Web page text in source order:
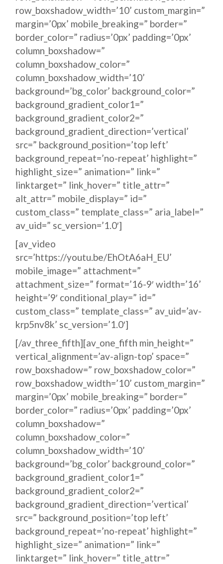
row_boxshadow_width=’10’ custom_margin=”
margin=’0px’ mobile_breaking=” border=”
border_color=” radius=’0px’ padding=’0px’
column_boxshadow=”
column_boxshadow_color=”
column_boxshadow_width=’10’
background=’bg_color’ background_color=”
background_gradient_color1=”
background_gradient_color2=”
background_gradient_direction=’vertical’
src=” background_position=’top left’
background_repeat=’no-repeat’ highlight=”
highlight_size=” animation=” link=”
linktarget=” link_hover=” title_attr=”
alt_attr=” mobile_display=” id=”
custom_class=” template_class=” aria_label=”
av_uid=” sc_version=’1.0′]
[av_video
src=’https://youtu.be/EhOtA6aH_EU’
mobile_image=” attachment=”
attachment_size=” format=’16-9′ width=’16’
height=’9′ conditional_play=” id=”
custom_class=” template_class=” av_uid=’av-
krp5nv8k’ sc_version=’1.0′]
[/av_three_fifth][av_one_fifth min_height=”
vertical_alignment=’av-align-top’ space=”
row_boxshadow=” row_boxshadow_color=”
row_boxshadow_width=’10’ custom_margin=”
margin=’0px’ mobile_breaking=” border=”
border_color=” radius=’0px’ padding=’0px’
column_boxshadow=”
column_boxshadow_color=”
column_boxshadow_width=’10’
background=’bg_color’ background_color=”
background_gradient_color1=”
background_gradient_color2=”
background_gradient_direction=’vertical’
src=” background_position=’top left’
background_repeat=’no-repeat’ highlight=”
highlight_size=” animation=” link=”
linktarget=” link_hover=” title_attr=”